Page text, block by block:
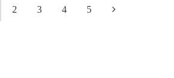
2 3 4 5